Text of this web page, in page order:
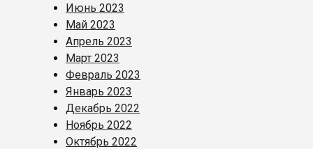
Июнь 2023
Май 2023
Апрель 2023
Март 2023
Февраль 2023
Январь 2023
Декабрь 2022
Ноябрь 2022
Октябрь 2022